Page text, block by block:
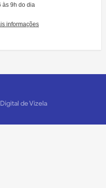
Digital de Vizela